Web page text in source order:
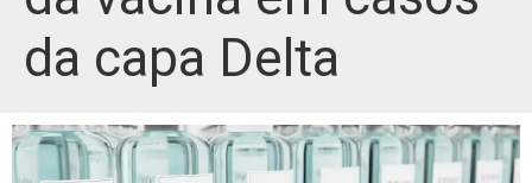
da capa Delta